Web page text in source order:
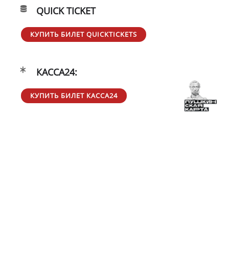
QUICK TICKET
КУПИТЬ БИЛЕТ QUICKTICKETS
КАССА24:
КУПИТЬ БИЛЕТ КАССА24